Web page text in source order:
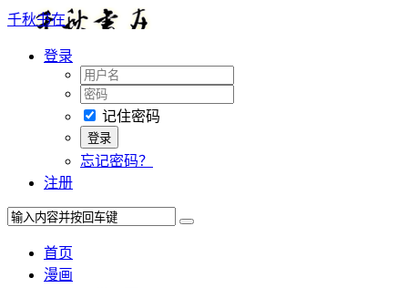
千秋书在
登录
记住密码
忘记密码？
注册
首页
漫画